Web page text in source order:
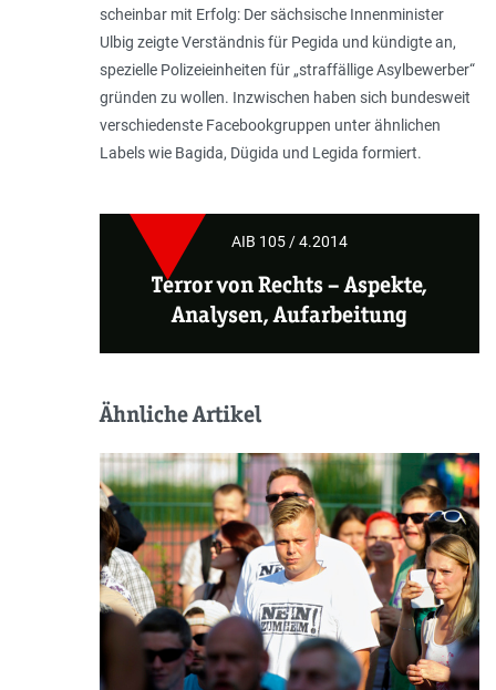
scheinbar mit Erfolg: Der sächsische Innenminister
Ulbig zeigte Verständnis für Pegida und kündigte an,
spezielle Polizeieinheiten für „straffällige Asylbewerber“
gründen zu wollen. Inzwischen haben sich bundesweit
verschiedenste Face­bookgruppen unter ähnlichen
Labels wie Bagida, Dügida und Legida formiert.
AIB 105 / 4.2014
Terror von Rechts– Aspekte,
Analysen, Aufarbeitung
Ähnliche Artikel